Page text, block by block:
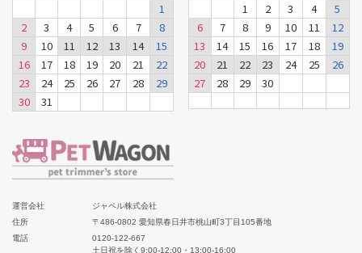
1
2
3 4 5 6 7
8
9
10 11 12 13 14
15
16
17 18 19 20 21
22
23
24 25 26 27 28
29
30
31
1
2 3 4
5
6
7 8 9 10 11
12
13
14 15 16 17 18
19
20
21 22 23 24 25
26
27
28 29 30
運営会社
ジャペル株式会社
住所
〒486-0802 愛知県春日井市桃山町3丁目105番地
電話
0120-122-667
土日祝を除く9:00-12:00・13:00-16:00